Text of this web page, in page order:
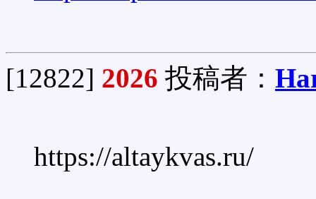
[12822] 2026 投稿者：
https://altaykvas.ru/